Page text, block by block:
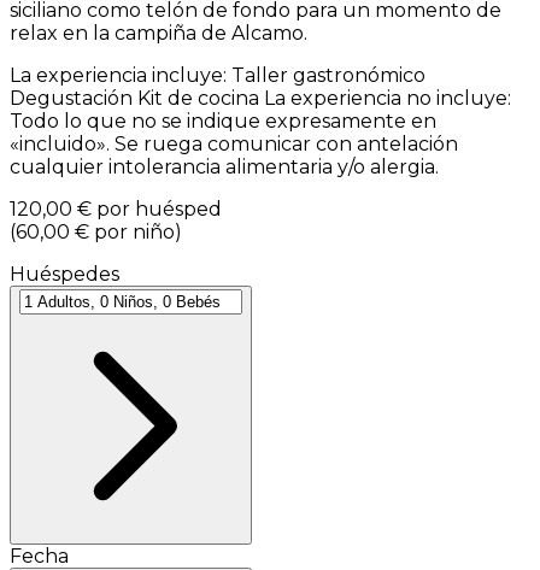
siciliano como telón de fondo para un momento de
relax en la campiña de Alcamo.
La experiencia incluye: Taller gastronómico
Degustación Kit de cocina La experiencia no incluye:
Todo lo que no se indique expresamente en
«incluido». Se ruega comunicar con antelación
cualquier intolerancia alimentaria y/o alergia.
120,00 € por huésped
(60,00 € por niño)
Huéspedes
Fecha